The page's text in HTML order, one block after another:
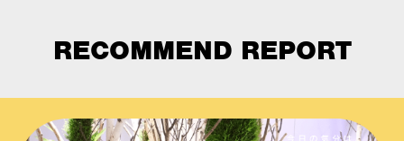
RECOMMEND REPORT